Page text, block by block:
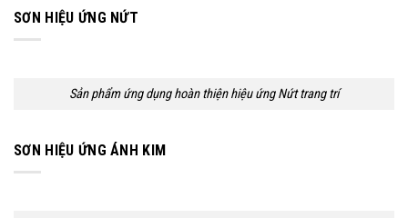
SƠN HIỆU ỨNG NỨT
Sản phẩm ứng dụng hoàn thiện hiệu ứng Nứt trang trí
SƠN HIỆU ỨNG ÁNH KIM